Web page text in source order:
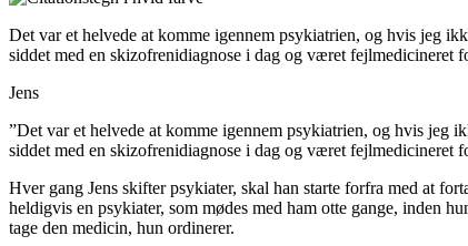
Det var et helvede at komme igennem psykiatrien, og hvis jeg
siddet med en skizofrenidiagnose i dag og været fejlmedicineret
Jens
”Det var et helvede at komme igennem psykiatrien, og hvis jeg
siddet med en skizofrenidiagnose i dag og været fejlmedicineret
Hver gang Jens skifter psykiater, skal han starte forfra med at
heldigvis en psykiater, som mødes med ham otte gange, inden
tage den medicin, hun ordinerer.